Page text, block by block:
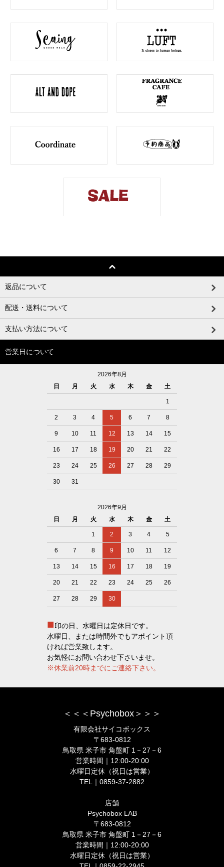
返品について
配送・送料について
支払い方法について
営業日について
2026年8月
日
月 火 水 木 金 土
1
2 3 4 5 6 7 8
9 10 11 12 13 14 15
16 17 18 19 20 21 22
23 24 25 26 27 28 29
30 31
2026年9月
日
月 火 水 木 金 土
1 2 3 4 5
6 7 8 9 10 11 12
13 14 15 16 17 18 19
20 21 22 23 24 25 26
27 28 29 30
■印の日、水曜日は定休日です。
水曜日、または時間外でもアポイント頂
ければ営業致します。
お気軽にお問い合わせ下さいませ。
※休業前20時までにご連絡下さい。
＜＜＜Psychobox＞＞＞
有限会社サイコボックス
〒683-0812
鳥取県 米子市 角盤町 1－27－6
営業時間｜12:00-20:00
水曜日定休（祝日は営業）
TEL｜0859-37-2882
店舗
Psychobox LAB
〒683-0812
鳥取県 米子市 角盤町 1－27－6
営業時間｜12:00-20:00
水曜日定休（祝日は営業）